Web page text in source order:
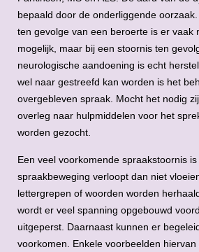
bepaald door de onderliggende
ten gevolge van een beroerte is er vaak
mogelijk, maar bij een stoornis ten
neurologische aandoening is echt
wel naar gestreefd kan worden is het
overgebleven spraak. Mocht het nodig
overleg naar hulpmiddelen voor het
worden gezocht.
Een veel voorkomende spraakstoornis
spraakbeweging verloopt dan niet
lettergrepen of woorden worden
wordt er veel spanning opgebouwd
uitgeperst. Daarnaast kunnen er
voorkomen. Enkele voorbeelden